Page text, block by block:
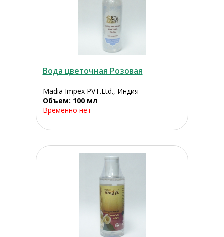
Вода цветочная Розовая
Madia Impex PVT.Ltd., Индия
Объем: 100 мл
Временно нет